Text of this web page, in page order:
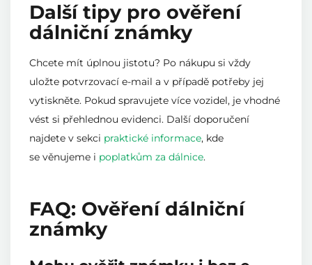
Další tipy pro ověření
dálniční známky
Chcete mít úplnou jistotu? Po nákupu si vždy
uložte potvrzovací e-mail a v případě potřeby jej
vytiskněte. Pokud spravujete více vozidel, je vhodné
vést si přehlednou evidenci. Další doporučení
najdete v sekci praktické informace, kde
se věnujeme i poplatkům za dálnice.
FAQ: Ověření dálniční
známky